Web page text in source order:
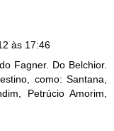
às 17:46
Fagner. Do Belchior.
como: Santana,
Petrúcio Amorim,